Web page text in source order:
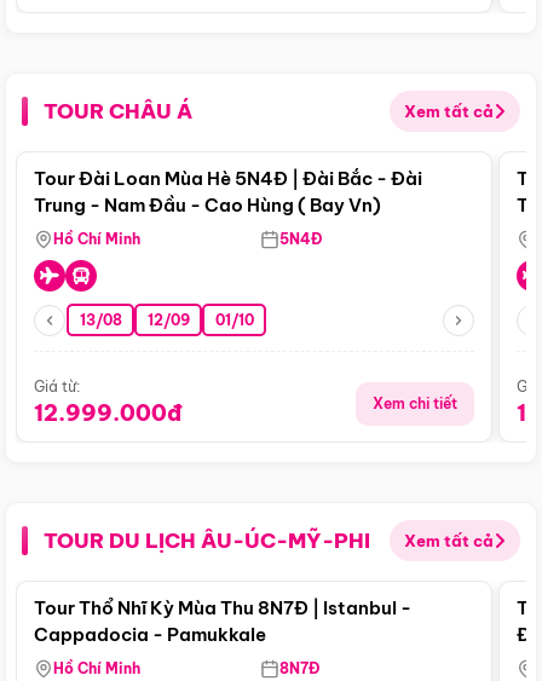
TOUR CHÂU Á Xem tất cả
Điểm nổi bật
Tour Đài Loan Mùa Hè 5N4Đ | Đài Bắc - Đài
Trung - Nam Đầu - Cao Hùng ( Bay Vn)
Hồ Chí Minh 5N4Đ
13/08 12/09 01/10
Giá từ:
12.999.000đ Xem chi tiết
TOUR DU LỊCH ÂU-ÚC-MỸ-PHI Xem tất cả
Điểm nổi bật
Tour Thổ Nhĩ Kỳ Mùa Thu 8N7Đ | Istanbul -
Cappadocia - Pamukkale
Hồ Chí Minh 8N7Đ